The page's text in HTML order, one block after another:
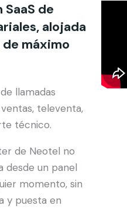
de
alojada
máximo
llamadas
televenta,
técnico.
de Neotel no
desde un panel
momento, sin
y puesta en